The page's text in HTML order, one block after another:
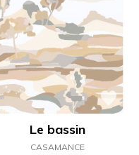
Le bassin
CASAMANCE